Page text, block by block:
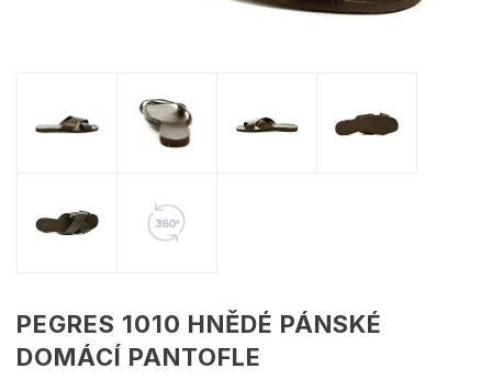
PEGRES 1010 HNĚDÉ PÁNSKÉ
DOMÁCÍ PANTOFLE